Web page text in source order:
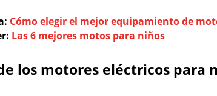
Cómo elegir el mejor equipamiento de
Las 6 mejores motos para niños
los motores eléctricos para